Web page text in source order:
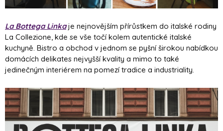
La Bottega Linkaje nejnovějším přírůstkem do italské rodiny
La Collezione, kde se vše točí kolem autentické italské
kuchyně. Bistro a obchod v jednom se pyšní širokou nabídkou
domácích delikates nejvyšší kvality a mimo to také
jedinečným interiérem na pomezí tradice a industriality.